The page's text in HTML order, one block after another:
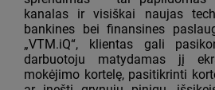
kanalas ir visiškai naujas
bankines bei finansines
„VTM.iQ“, klientas gali
darbuotoju matydamas jį
mokėjimo kortelę, pasitikrinti